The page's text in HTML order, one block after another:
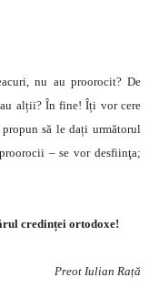
nu au proorocit? De
alții? În fine! Îți vor cere
propun să le dați următorul
– se vor desfiinţa;
credinței ortodoxe!
Preot Iulian Rață